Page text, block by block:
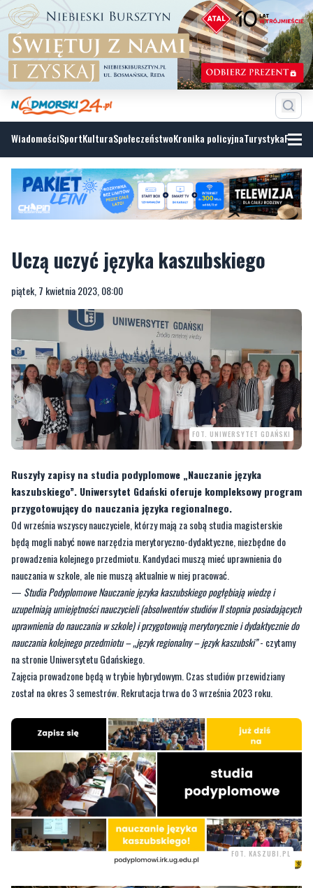
WiadomościSportKulturaSpołeczeństwoKronika policyjnaTurystyka
Uczą uczyć języka kaszubskiego
piątek, 7 kwietnia 2023, 08:00
FOT. UNIWERSYTET GDAŃSKI
Ruszyły zapisy na studia podyplomowe „Nauczanie języka
kaszubskiego”. Uniwersytet Gdański oferuje kompleksowy program
przygotowujący do nauczania języka regionalnego.
Od września wszyscy nauczyciele, którzy mają za sobą studia magisterskie
będą mogli nabyć nowe narzędzia merytoryczno-dydaktyczne, niezbędne do
prowadzenia kolejnego przedmiotu. Kandydaci muszą mieć uprawnienia do
nauczania w szkole, ale nie muszą aktualnie w niej pracować.
— Studia Podyplomowe Nauczanie języka kaszubskiego pogłębiają wiedzę i
uzupełniają umiejętności nauczycieli (absolwentów studiów II stopnia posiadających
uprawnienia do nauczania w szkole) i przygotowują merytorycznie i dydaktycznie do
nauczania kolejnego przedmiotu – „język regionalny – język kaszubski”- czytamy
na stronie Uniwersytetu Gdańskiego.
Zajęcia prowadzone będą w trybie hybrydowym. Czas studiów przewidziany
został na okres 3 semestrów. Rekrutacja trwa do 3 września 2023 roku.
FOT. KASZUBI.PL